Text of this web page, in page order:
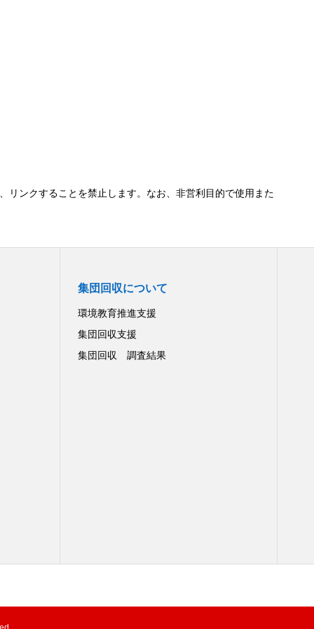
リンクすることを禁止します。なお、非営利目的で使用また
集団回収について
環境教育推進支援
集団回収支援
集団回収 調査結果